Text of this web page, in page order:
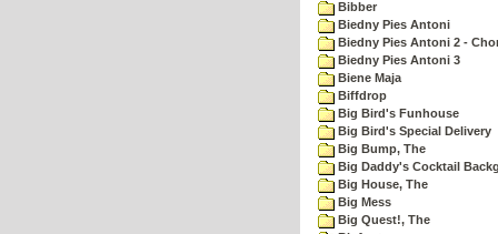
Bibber
Biedny Pies Antoni
Biedny Pies Antoni 2 -
Biedny Pies Antoni 3
Biene Maja
Biffdrop
Big Bird's Funhouse
Big Bird's Special Delivery
Big Bump, The
Big Daddy's Cocktail
Big House, The
Big Mess
Big Quest!, The